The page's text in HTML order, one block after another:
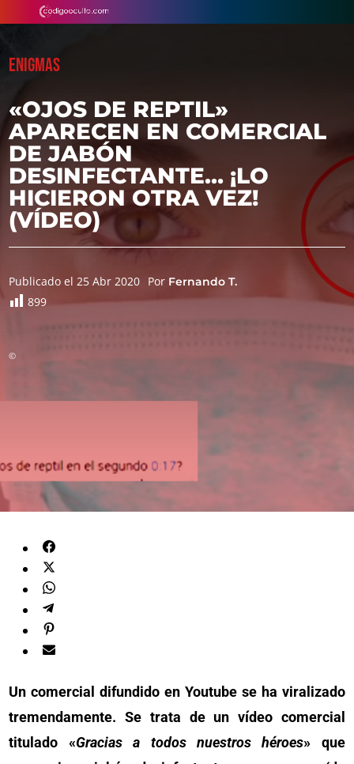
ENIGMAS
«OJOS DE REPTIL»
APARECEN EN COMERCIAL
DE JABÓN
DESINFECTANTE… ¡LO
HICIERON OTRA VEZ!
(VÍDEO)
Publicado el 25 Abr 2020 Por Fernando T.
899
©
Un comercial difundido en Youtube se ha viralizado
tremendamente. Se trata de un vídeo comercial
titulado «Gracias a todos nuestros héroes» que